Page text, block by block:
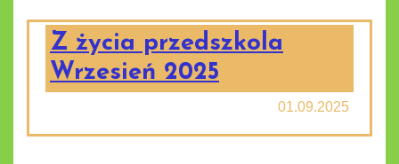
Z życia przedszkola
Wrzesień 2025
01.09.2025